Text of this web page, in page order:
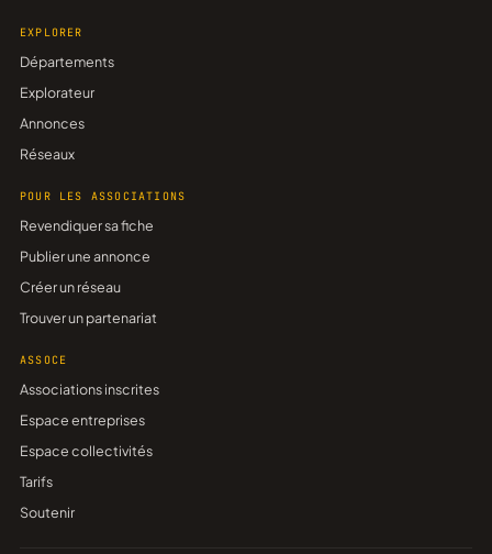
EXPLORER
Départements
Explorateur
Annonces
Réseaux
POUR LES ASSOCIATIONS
Revendiquer sa fiche
Publier une annonce
Créer un réseau
Trouver un partenariat
ASSOCE
Associations inscrites
Espace entreprises
Espace collectivités
Tarifs
Soutenir